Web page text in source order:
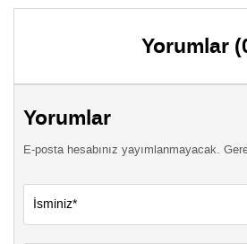
Yorumlar
Yorumlar
E-posta hesabınız yayımlanmayacak.